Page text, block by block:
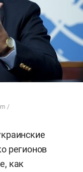
/
регионов
как